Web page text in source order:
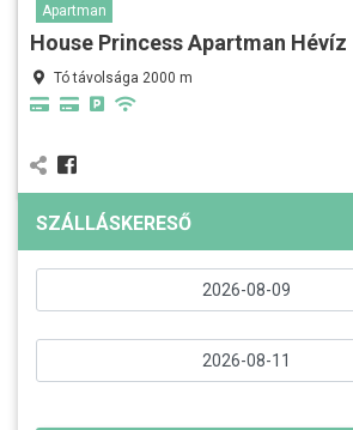
Apartman
House Princess Apartman Hévíz
Tó távolsága 2000 m
SZÁLLÁSKERESŐ